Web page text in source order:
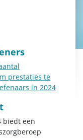
prestaties te
in 2024
biedt een